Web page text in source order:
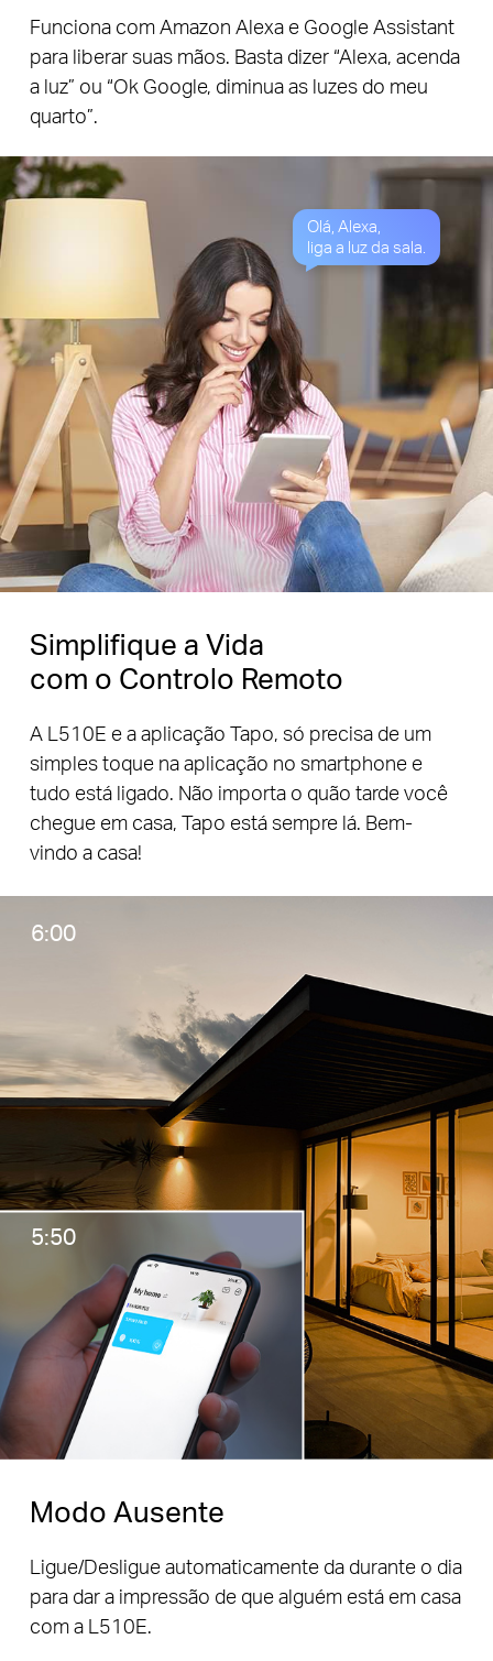
Olá, Alexa,
liga a luz da sala.
Funciona com Amazon Alexa e Google Assistant
para liberar suas mãos. Basta dizer “Alexa, acenda
a luz” ou “Ok Google, diminua as luzes do meu
quarto”.
6:00
5:50
Simplifique a Vida
com o Controlo Remoto
A L510E e a aplicação Tapo, só precisa de um
simples toque na aplicação no smartphone e
tudo está ligado. Não importa o quão tarde você
chegue em casa, Tapo está sempre lá. Bem-
vindo a casa!
Modo Ausente
Ligue/Desligue automaticamente da durante o dia
para dar a impressão de que alguém está em casa
com a L510E.